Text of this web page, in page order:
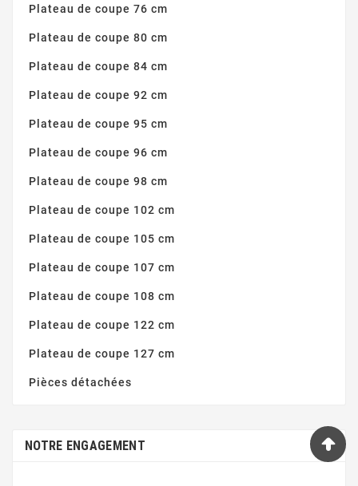
Plateau de coupe 76 cm
Plateau de coupe 80 cm
Plateau de coupe 84 cm
Plateau de coupe 92 cm
Plateau de coupe 95 cm
Plateau de coupe 96 cm
Plateau de coupe 98 cm
Plateau de coupe 102 cm
Plateau de coupe 105 cm
Plateau de coupe 107 cm
Plateau de coupe 108 cm
Plateau de coupe 122 cm
Plateau de coupe 127 cm
Pièces détachées
NOTRE ENGAGEMENT